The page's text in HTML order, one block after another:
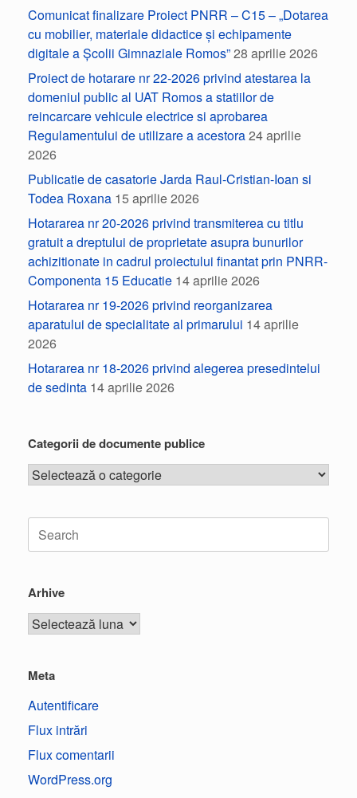
Comunicat finalizare Proiect PNRR – C15 – „Dotarea
cu mobilier, materiale didactice și echipamente
digitale a Școlii Gimnaziale Romos”28 aprilie 2026
Proiect de hotarare nr 22-2026 privind atestarea la
domeniul public al UAT Romos a statiilor de
reincarcare vehicule electrice si aprobarea
Regulamentului de utilizare a acestora24 aprilie
2026
Publicatie de casatorie Jarda Raul-Cristian-Ioan si
Todea Roxana 15 aprilie 2026
Hotararea nr 20-2026 privind transmiterea cu titlu
gratuit a dreptului de proprietate asupra bunurilor
achizitionate in cadrul proiectului finantat prin PNRR-
Componenta 15 Educatie 14 aprilie 2026
Hotararea nr 19-2026 privind reorganizarea
aparatului de specialitate al primarului 14 aprilie
2026
Hotararea nr 18-2026 privind alegerea presedintelui
de sedinta 14 aprilie 2026
Categorii de documente publice
Arhive
Meta
Autentificare
Flux intrări
Flux comentarii
WordPress.org